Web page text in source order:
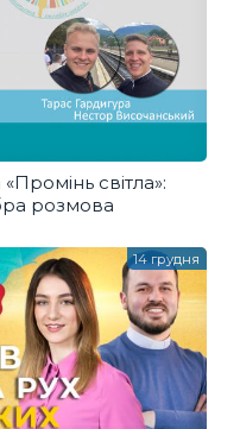
світла»:
розмова
14 грудня